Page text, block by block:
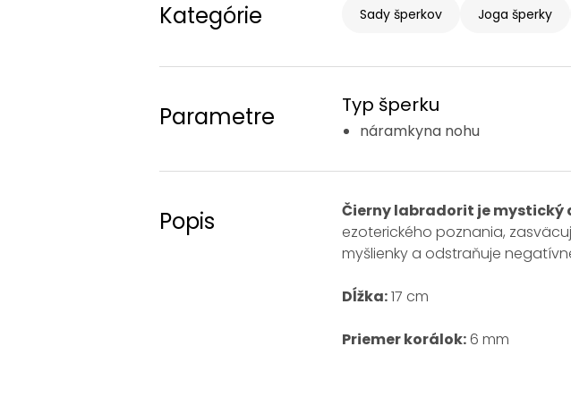
Kategórie Sady šperkov Joga šperky
Parametre Typ šperku
náramkyna nohu
Popis Čierny labradorit je mystický
ezoterického poznania,
myšlienky a odstraňuje
Dĺžka:17 cm
Priemer korálok:6 mm